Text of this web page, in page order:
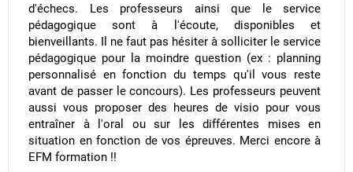
d'échecs. Les professeurs ainsi que le service
pédagogique sont à l'écoute, disponibles et
bienveillants. Il ne faut pas hésiter à solliciter le service
pédagogique pour la moindre question (ex : planning
personnalisé en fonction du temps qu'il vous reste
avant de passer le concours). Les professeurs peuvent
aussi vous proposer des heures de visio pour vous
entraîner à l'oral ou sur les différentes mises en
situation en fonction de vos épreuves. Merci encore à
EFM formation !!